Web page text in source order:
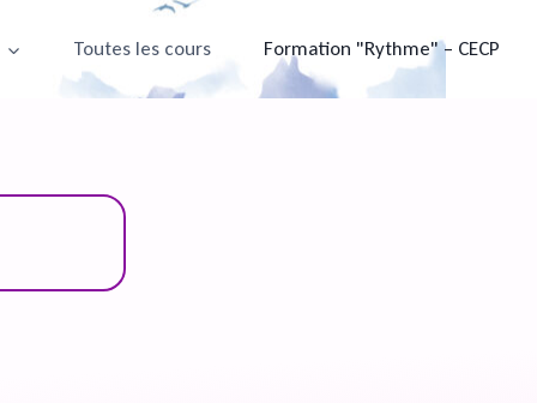
Toutes les cours Formation "Rythme" – CECP